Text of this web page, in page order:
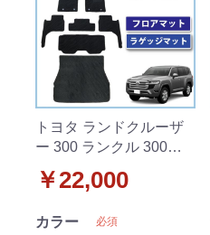
トヨタ ランドクルーザ
ー 300 ランクル 300系 7
ゲッジマット 織柄シリ
￥22,000
カラー 必須